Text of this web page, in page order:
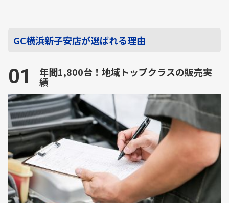
GC横浜新子安店が選ばれる理由
01 年間1,800台！地域トップクラスの販売実
績